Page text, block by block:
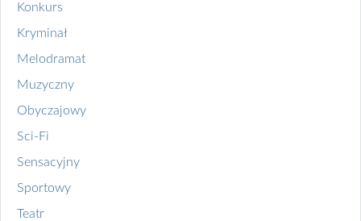
Konkurs
Kryminał
Melodramat
Muzyczny
Obyczajowy
Sci-Fi
Sensacyjny
Sportowy
Teatr